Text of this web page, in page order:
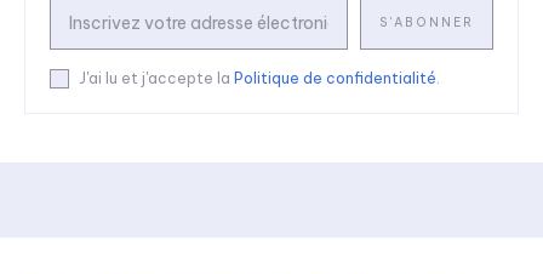
S'ABONNER
J'ai lu et j'accepte la Politique de confidentialité